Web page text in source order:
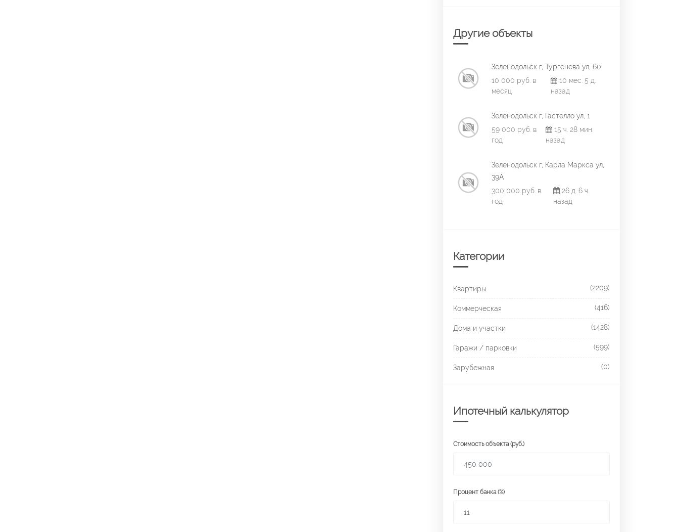
Другие объекты
Зеленодольск г, Тургенева ул, 60
10 000 руб. в
месяц
10 мес. 5 д.
назад
Зеленодольск г, Гастелло ул, 1
59 000 руб. в
год
15 ч. 28 мин.
назад
Зеленодольск г, Карла Маркса ул,
39А
300 000 руб. в
год
26 д. 6 ч.
назад
Категории
Квартиры (2209)
Коммерческая (416)
Дома и участки (1428)
Гаражи / парковки (599)
Зарубежная (0)
Ипотечный калькулятор
Стоимость объекта (руб.)
Процент банка (%)